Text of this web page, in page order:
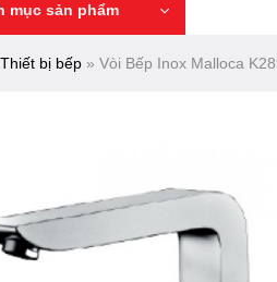
mục sản phẩm
Thiết bị bếp » Vòi Bếp Inox Malloca